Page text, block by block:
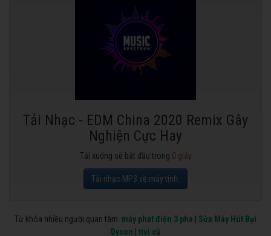
Tải Nhạc - EDM China 2020 Remix Gây
Nghiện Cực Hay
Tải xuống sẽ bắt đầu trong 0 giây
Tải nhạc MP3 về máy tính.
Từ khóa nhiều người quan tâm: máy phát điện 3 pha
Sửa Máy Hút Bụi
Dyson
tivi cũ